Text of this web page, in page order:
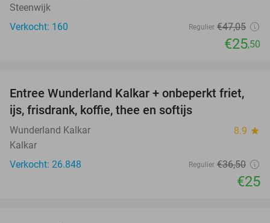
Steenwijk
Verkocht: 160
Regulier €47,05
€25,50
32%
Entree Wunderland Kalkar + onbeperkt friet,
ijs, frisdrank, koffie, thee en softijs
Wunderland Kalkar 8.9 star
Kalkar
Verkocht: 26.848
Regulier €36,50
€25